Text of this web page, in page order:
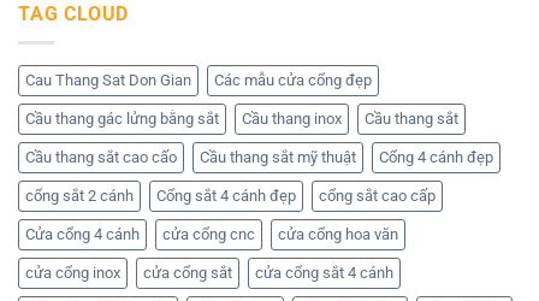
nhất
hiện
nay
Nhận
báo
giá
tốt
nhất
ở
Cơ
khí
Huỳnh
Tuấn
Phát
hàng
rào
đẹp
–
Liên
hệ
Cơ
khí
Huỳnh
Tuấn
Phát
để
nhận
báo
giá
TAG CLOUD
Cau Thang Sat Don Gian Các mẫu cửa cổng đẹp
Cầu thang gác lửng bằng sắt Cầu thang inox Cầu thang sắt
Cầu thang sắt cao cấo Cầu thang sắt mỹ thuật Cổng 4 cánh đẹp
cổng sắt 2 cánh Cổng sắt 4 cánh đẹp cổng sắt cao cấp
Cửa cổng 4 cánh cửa cổng cnc cửa cổng hoa văn
cửa cổng inox cửa cổng sắt cửa cổng sắt 4 cánh